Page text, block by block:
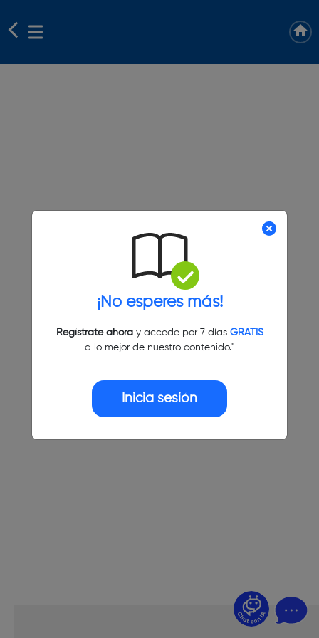
¡No esperes más!
Regístrate ahoray accede por 7 días GRATIS
a lo mejor de nuestro contenido."
Inicia sesión